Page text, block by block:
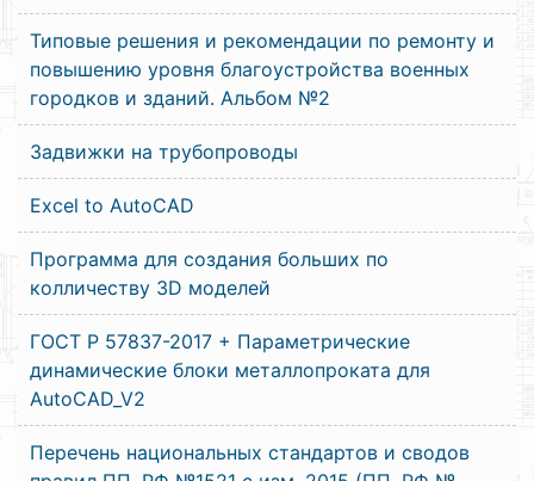
Типовые решения и рекомендации по ремонту и
повышению уровня благоустройства военных
городков и зданий. Альбом №2
Задвижки на трубопроводы
Excel to AutoCAD
Программа для создания больших по
колличеству 3D моделей
ГОСТ Р 57837-2017 + Параметрические
динамические блоки металлопроката для
AutoCAD_V2
Перечень национальных стандартов и сводов